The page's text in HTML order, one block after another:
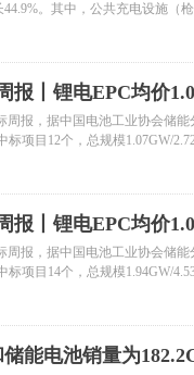
。其中，公共充电设施（
，私人充电设施报装用电
报丨锂电EPC均价
周报，据中国电池工业协会储
标项目12个，总规模1.07GW/
报丨锂电EPC均价
周报，据中国电池工业协会储
标项目14个，总规模1.94GW/
能电池销量为